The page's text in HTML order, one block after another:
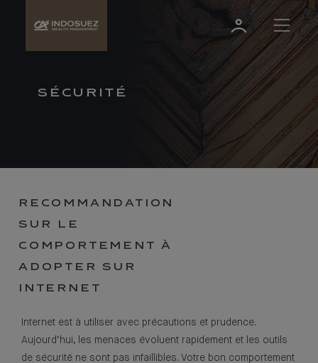
SÉCURITÉ
RECOMMANDATION
SUR LE
COMPORTEMENT À
ADOPTER SUR
INTERNET
Internet est à utiliser avec précautions et prudence.
Aujourd’hui, les menaces évoluent rapidement et les outils
de sécurité ne sont pas infaillibles. Votre bon comportement